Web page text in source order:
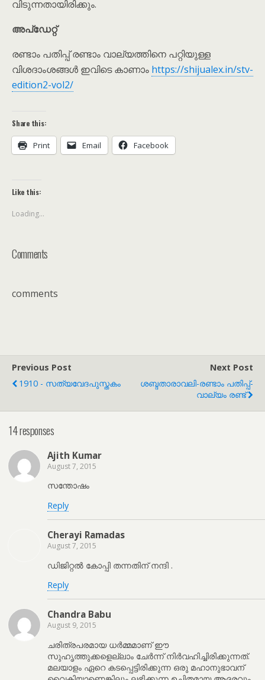
വിടുന്നതായിരിക്കും.
അപ്‌ഡേറ്റ്
രണ്ടാം പതിപ്പ് രണ്ടാം വാല്യത്തിനെ പറ്റിയുള്ള
വിശദാംശങ്ങൾ ഇവിടെ കാണാം https://shijualex.in/stv-
edition2-vol2/
Share this:
Print Email Facebook
Like this:
Loading...
Comments
comments
Previous Post
1910 - സത്യവേദപുസ്തകം
Next Post
ശബ്ദതാരാവലി-രണ്ടാം പതിപ്പ്-
വാല്യം രണ്ട്
14 responses
Ajith Kumar
August 7, 2015
സന്തോഷം
Reply
Cherayi Ramadas
August 7, 2015
ഡിജിറ്റല്‍ കോപ്പി തന്നതിന് നന്ദി .
Reply
Chandra Babu
August 9, 2015
ചരിത്രപരമായ ധര്‍മ്മമാണ് ഈ
സുഹൃത്തുക്കളെല്ലാം ചേര്‍ന്ന് നിര്‍വഹിച്ചിരിക്കുന്നത്.
മലയാളം ഏറെ കടപ്പെട്ടിരിക്കുന്ന ഒരു മഹാനുഭാവന്